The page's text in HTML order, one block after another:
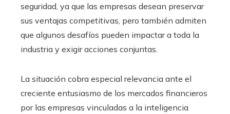
seguridad, ya que las empresas desean preservar
sus ventajas competitivas, pero también admiten
que algunos desafíos pueden impactar a toda la
industria y exigir acciones conjuntas.
La situación cobra especial relevancia ante el
creciente entusiasmo de los mercados financieros
por las empresas vinculadas a la inteligencia